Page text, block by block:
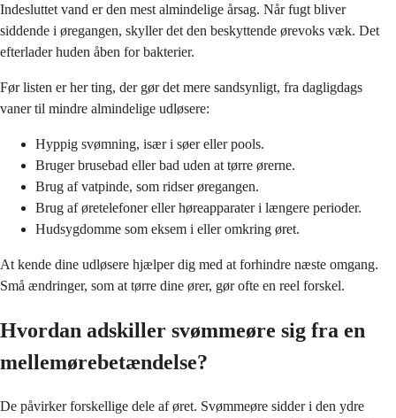
Indesluttet vand er den mest almindelige årsag. Når fugt bliver
siddende i øregangen, skyller det den beskyttende ørevoks væk. Det
efterlader huden åben for bakterier.
Før listen er her ting, der gør det mere sandsynligt, fra dagligdags
vaner til mindre almindelige udløsere:
Hyppig svømning, især i søer eller pools.
Bruger brusebad eller bad uden at tørre ørerne.
Brug af vatpinde, som ridser øregangen.
Brug af øretelefoner eller høreapparater i længere perioder.
Hudsygdomme som eksem i eller omkring øret.
At kende dine udløsere hjælper dig med at forhindre næste omgang.
Små ændringer, som at tørre dine ører, gør ofte en reel forskel.
Hvordan adskiller svømmeøre sig fra en
mellemørebetændelse?
De påvirker forskellige dele af øret. Svømmeøre sidder i den ydre